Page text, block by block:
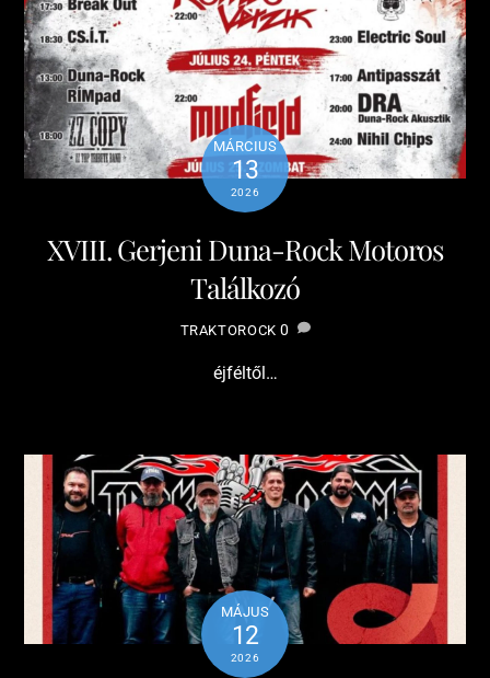
MÁRCIUS
13
2026
XVIII. Gerjeni Duna-Rock Motoros
Találkozó
TRAKTOROCK 0
éjféltől…
MÁJUS
12
2026